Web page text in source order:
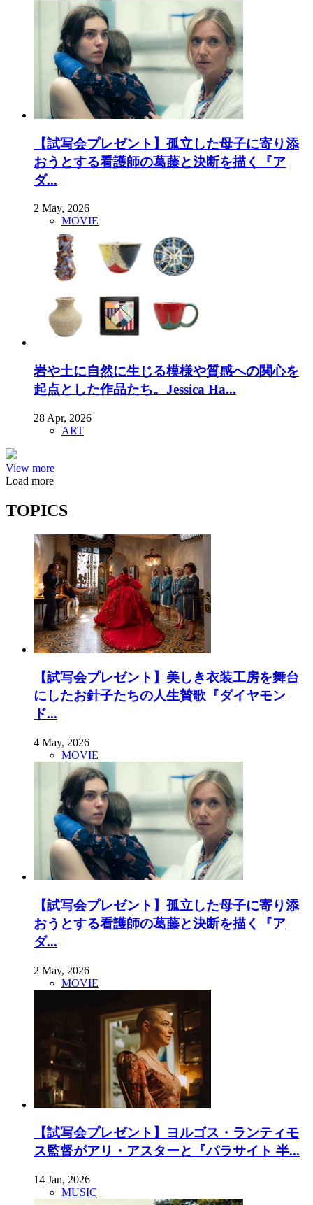
【試写会プレゼント】孤立した母子に寄り添
おうとする看護師の葛藤と決断を描く『ア
ダ...
2 May, 2026
MOVIE
岩や土に自然に生じる模様や質感への関心を
起点とした作品たち。Jessica Ha...
28 Apr, 2026
ART
View more
Load more
TOPICS
【試写会プレゼント】美しき衣装工房を舞台
にしたお針子たちの人生賛歌『ダイヤモン
ド...
4 May, 2026
MOVIE
【試写会プレゼント】孤立した母子に寄り添
おうとする看護師の葛藤と決断を描く『ア
ダ...
2 May, 2026
MOVIE
【試写会プレゼント】ヨルゴス・ランティモ
ス監督がアリ・アスターと『パラサイト 半...
14 Jan, 2026
MUSIC